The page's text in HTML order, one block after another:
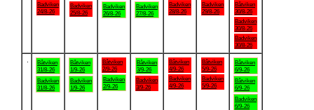
Badviken
24/8-26
Badviken
25/8-26
Badviken
26/8-26
Badviken
27/8-26
Badviken
28/8-26
Badviken
29/8-26
Båtviken
30/8-26
Badviken
30/8-26
Badviken
30/8-26
Båtviken
31/8-26
Badviken
31/8-26
Båtviken
1/9-26
Badviken
1/9-26
Båtviken
2/9-26
Badviken
2/9-26
Båtviken
3/9-26
Badviken
3/9-26
Båtviken
4/9-26
Badviken
4/9-26
Båtviken
5/9-26
Badviken
5/9-26
Båtviken
6/9-26
Båtviken
6/9-26
Badviken
6/9-26